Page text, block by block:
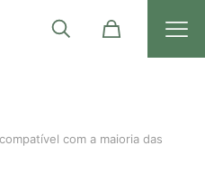
com a maioria das